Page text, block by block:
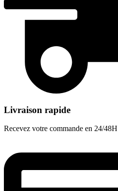
Livraison rapide
Recevez votre commande en 24/48H